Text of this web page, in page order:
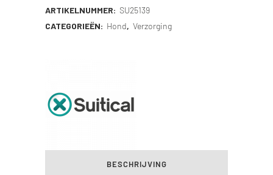
B
Camo
ARTIKELNUMMER: SU25139
CATEGORIEËN: Hond, Verzorging
BESCHRIJVING